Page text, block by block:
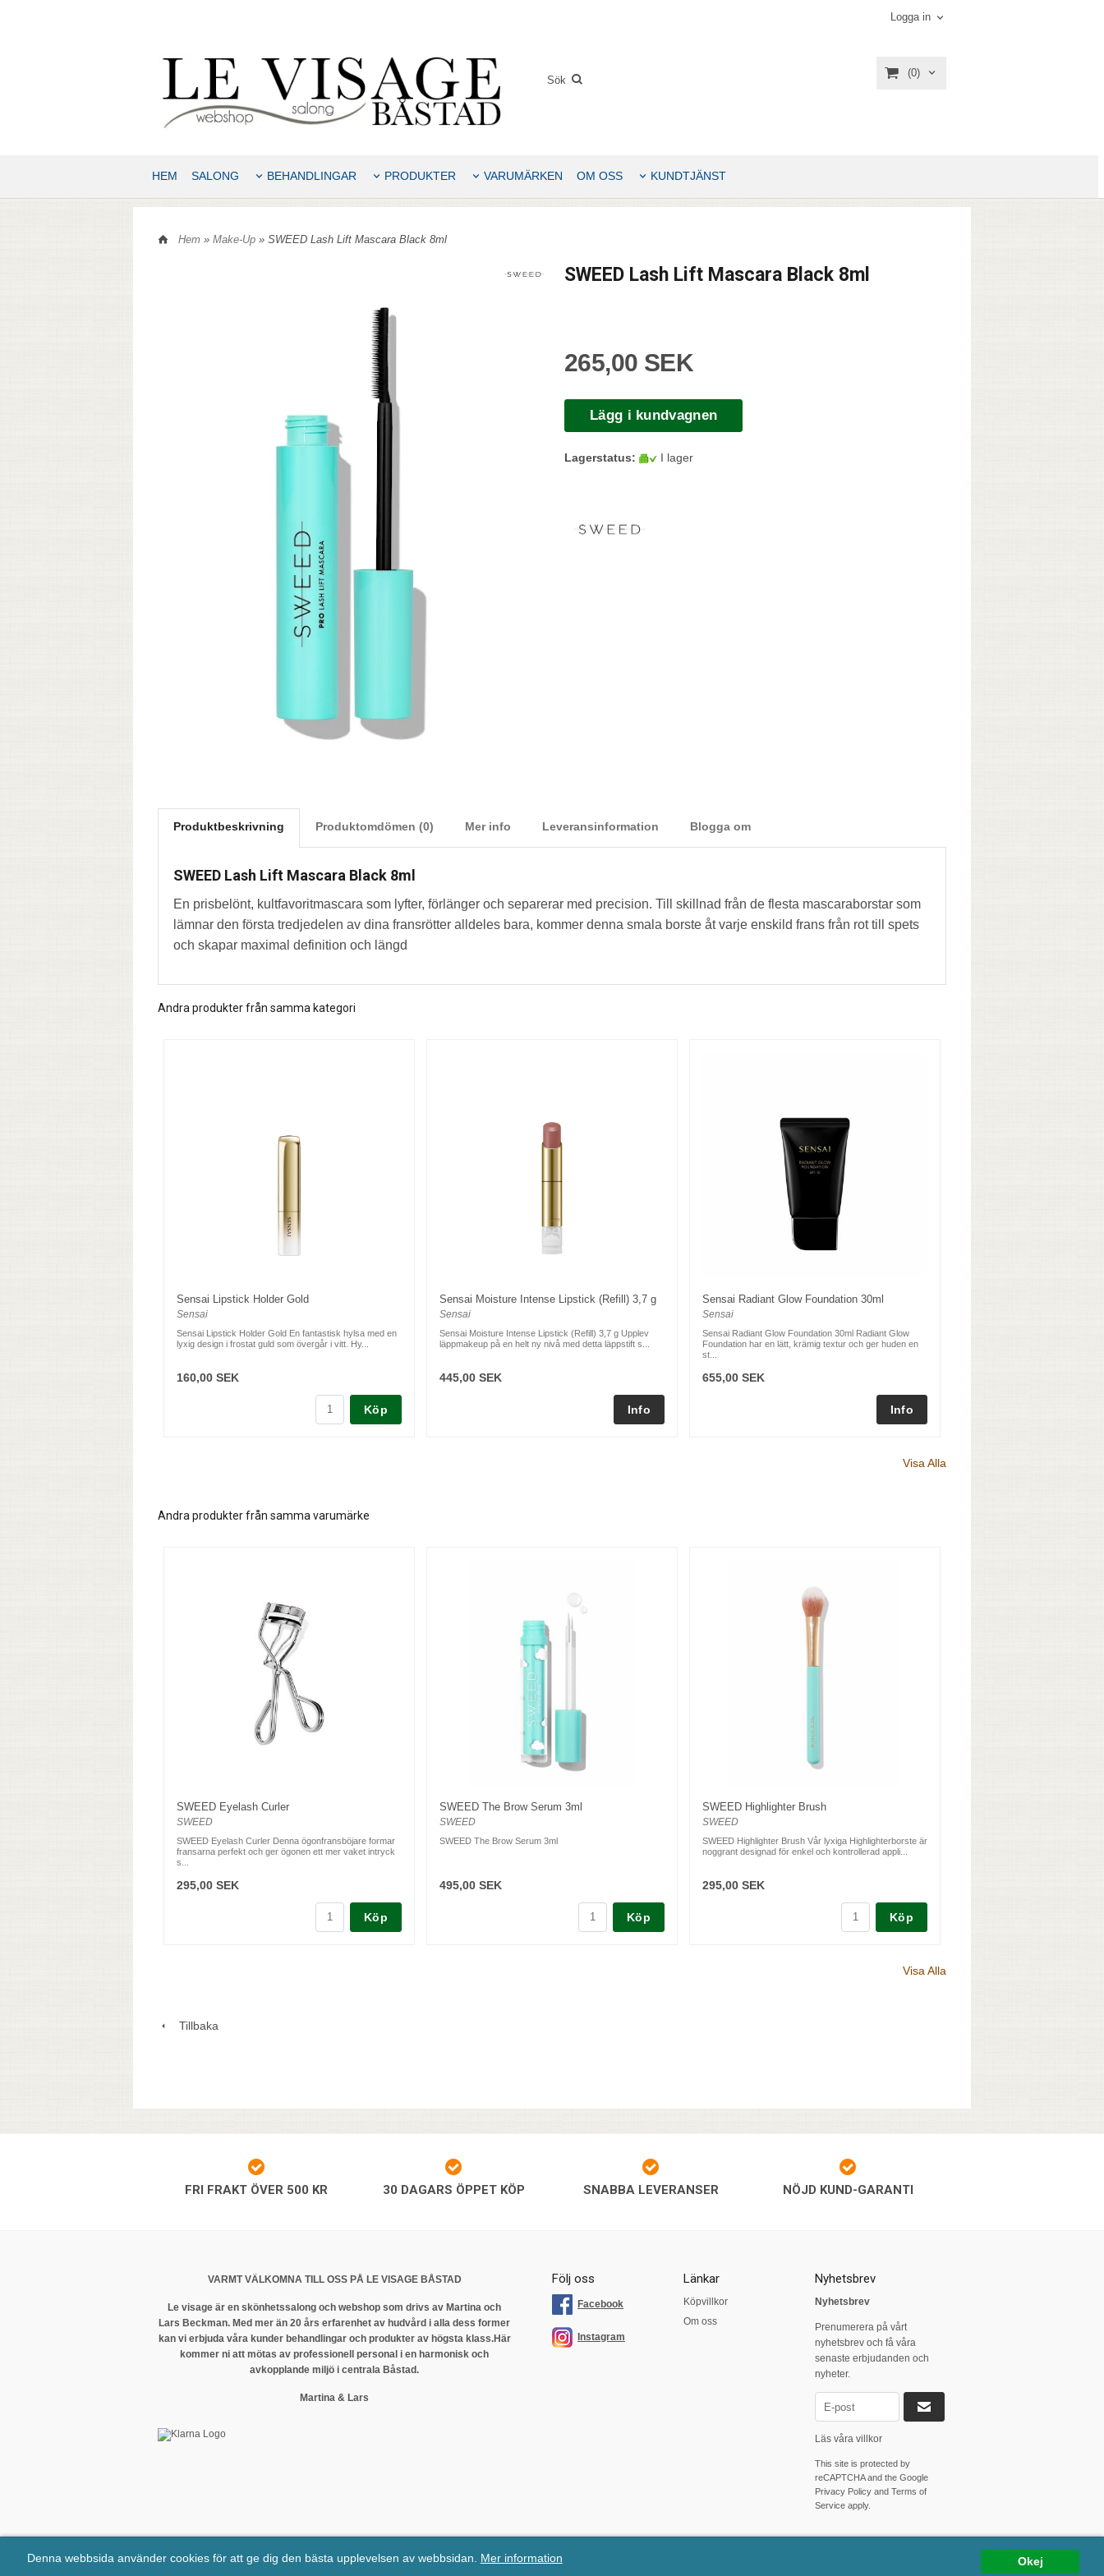
Okej
Denna webbsida använder cookies för att ge dig den bästa upplevelsen av webbsidan. Mer information
Logga in
(0)
HEM SALONG BEHANDLINGAR PRODUKTER VARUMÄRKEN OM OSS KUNDTJÄNST
Hem » Make-Up » SWEED Lash Lift Mascara Black 8ml
SWEED Lash Lift Mascara Black 8ml
265,00 SEK
Lägg i kundvagnen
Lagerstatus: I lager
Produktbeskrivning Produktomdömen (0) Mer info Leveransinformation Blogga om
SWEED Lash Lift Mascara Black 8ml
En prisbelönt, kultfavoritmascara som lyfter, förlänger och separerar med precision. Till skillnad från de flesta mascaraborstar som
lämnar den första tredjedelen av dina fransrötter alldeles bara, kommer denna smala borste åt varje enskild frans från rot till spets
och skapar maximal definition och längd
Andra produkter från samma kategori
Sensai Lipstick Holder Gold
Sensai
Sensai Lipstick Holder Gold En fantastisk hylsa med en
lyxig design i frostat guld som övergår i vitt. Hy...
160,00 SEK
Köp
Sensai Moisture Intense Lipstick (Refill) 3,7 g
Sensai
Sensai Moisture Intense Lipstick (Refill) 3,7 g Upplev
läppmakeup på en helt ny nivå med detta läppstift s...
445,00 SEK
Sensai Radiant Glow Foundation 30ml
Sensai
Sensai Radiant Glow Foundation 30ml Radiant Glow
Foundation har en lätt, krämig textur och ger huden en
st...
655,00 SEK
Visa Alla
Andra produkter från samma varumärke
SWEED Eyelash Curler
SWEED
SWEED Eyelash Curler Denna ögonfransböjare formar
fransarna perfekt och ger ögonen ett mer vaket intryck
s...
295,00 SEK
Köp
SWEED The Brow Serum 3ml
SWEED
SWEED The Brow Serum 3ml
495,00 SEK
Köp
SWEED Highlighter Brush
SWEED
SWEED Highlighter Brush Vår lyxiga Highlighterborste är
noggrant designad för enkel och kontrollerad appli...
295,00 SEK
Köp
Visa Alla
Tillbaka
FRI FRAKT ÖVER 500 KR 30 DAGARS ÖPPET KÖP SNABBA LEVERANSER NÖJD KUND-GARANTI
VARMT VÄLKOMNA TILL OSS PÅ LE VISAGE BÅSTAD
Le visage är en skönhetssalong och webshop som drivs av Martina och
Lars Beckman. Med mer än 20 års erfarenhet av hudvård i alla dess former
kan vi erbjuda våra kunder behandlingar och produkter av högsta klass.Här
kommer ni att mötas av professionell personal i en harmonisk och
avkopplande miljö i centrala Båstad.
Martina & Lars
Följ oss
Facebook
Instagram
Länkar
Köpvillkor
Om oss
Nyhetsbrev
Nyhetsbrev
Prenumerera på vårt
nyhetsbrev och få våra
senaste erbjudanden och
nyheter.
Läs våra villkor
This site is protected by
reCAPTCHA and the Google
Privacy Policyand Terms of
Serviceapply.
Mail:info@levisage.se| Tel: 0431-709 33 | E-handelslösning från